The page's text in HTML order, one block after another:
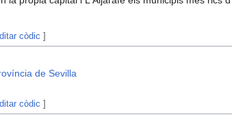
còdic ]
de Sevilla
còdic ]